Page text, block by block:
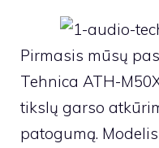
Pirmasis mūsų
Tehnica ATH-
tikslų garso
patogumą.